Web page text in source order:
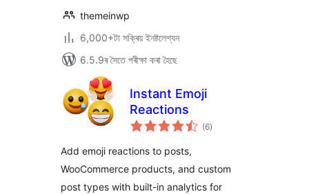
themeinwp
6,000+টা সক্ৰিয় ইনষ্টলেশ্যন
6.5.9ৰ সৈতে পৰীক্ষা কৰা হৈছে
Instant Emoji
Reactions
(6টা
মুঠ)
Add emoji reactions to posts,
WooCommerce products, and custom
post types with built-in analytics for